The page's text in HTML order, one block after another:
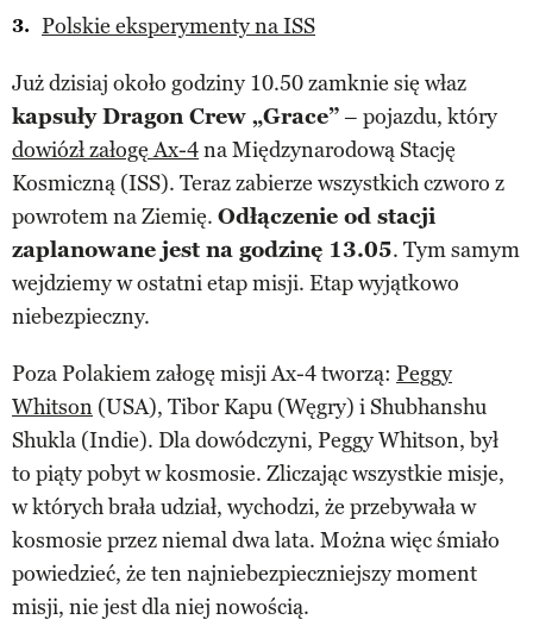
Polskie eksperymenty na ISS
Już dzisiaj około godziny 10.50 zamknie się właz
kapsuły Dragon Crew „Grace”– pojazdu, który
dowiózł załogę Ax-4na Międzynarodową Stację
Kosmiczną (ISS). Teraz zabierze wszystkich czworo z
powrotem na Ziemię. Odłączenie od stacji
zaplanowane jest na godzinę 13.05. Tym samym
wejdziemy w ostatni etap misji. Etap wyjątkowo
niebezpieczny.
Poza Polakiem załogę misji Ax-4 tworzą: Peggy
Whitson (USA), Tibor Kapu (Węgry) i Shubhanshu
Shukla (Indie). Dla dowódczyni, Peggy Whitson, był
to piąty pobyt w kosmosie. Zliczając wszystkie misje,
w których brała udział, wychodzi, że przebywała w
kosmosie przez niemal dwa lata. Można więc śmiało
powiedzieć, że ten najniebezpieczniejszy moment
misji, nie jest dla niej nowością.